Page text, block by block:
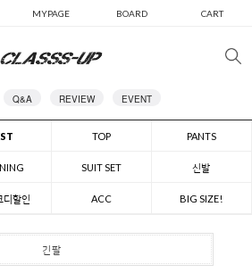
MYPAGE BOARD CART
Q&A REVIEW EVENT
TOP PANTS
SUIT SET 신발
할인 ACC BIG SIZE!
긴팔